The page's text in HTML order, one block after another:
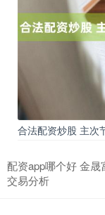
合法配资炒股 主次
配资app哪个好 金
交易分析